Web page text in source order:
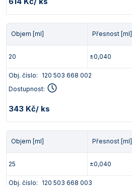
Objem [ml] Přesnost [ml]
20 ±0,040
Obj. číslo:
120 503 668 002
Dostupnost:
343 Kč/ ks
Objem [ml] Přesnost [ml]
25 ±0,040
Obj. číslo:
120 503 668 003